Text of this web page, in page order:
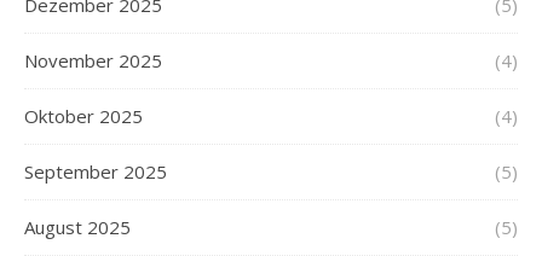
Dezember 2025 (5)
November 2025 (4)
Oktober 2025 (4)
September 2025 (5)
August 2025 (5)